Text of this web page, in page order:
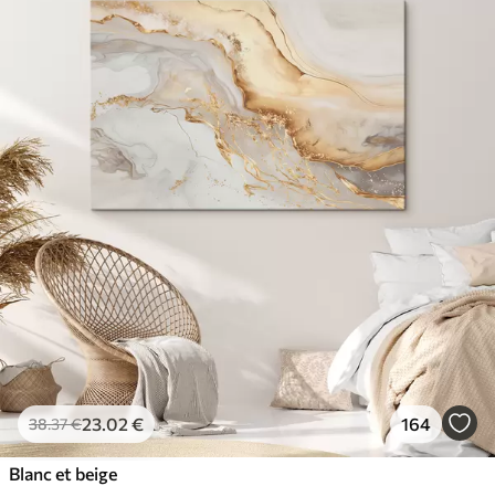
38.37€23.02 € 164
Blanc et beige